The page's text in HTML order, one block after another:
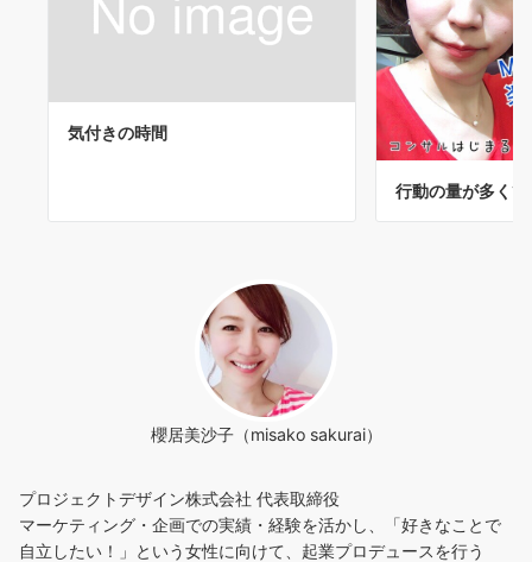
気付きの時間
行動の量が多く
櫻居美沙子（misako sakurai）
プロジェクトデザイン株式会社 代表取締役
マーケティング・企画での実績・経験を活かし、「好きなことで
自立したい！」という女性に向けて、起業プロデュースを行う